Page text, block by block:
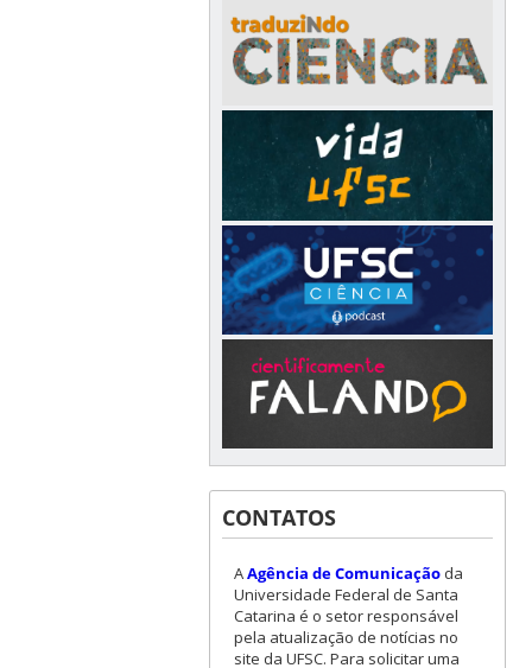
CONTATOS
AAgência de Comunicaçãoda
Universidade Federal de Santa
Catarina é o setor responsável
pela atualização de notícias no
site da UFSC. Para solicitar uma